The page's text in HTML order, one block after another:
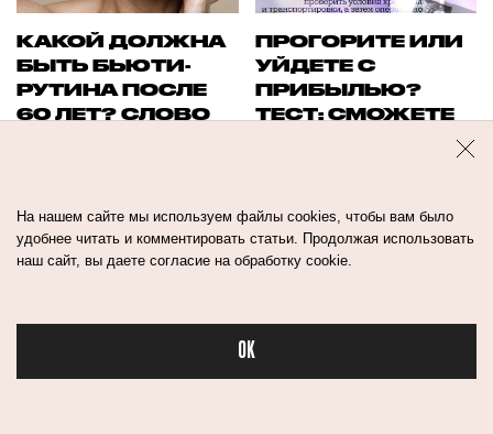
Бьюти в спорте
КАКОЙ ДОЛЖНА
БЫТЬ БЬЮТИ-
РУТИНА ПОСЛЕ
60 ЛЕТ? СЛОВО
ПРОГОРИТЕ ИЛИ
УЙДЕТЕ С
ПРИБЫЛЬЮ?
ТЕСТ: СМОЖЕТЕ
ЛИ ВЫ ОТКРЫТЬ
На нашем сайте мы используем файлы cookies, чтобы вам было
удобнее читать и комментировать статьи. Продолжая использовать
наш сайт, вы даете согласие на обработку cookie.
OK